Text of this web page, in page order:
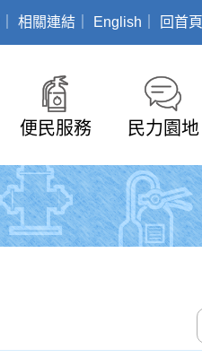
相關連結 English 回首頁
便民服務 民力園地